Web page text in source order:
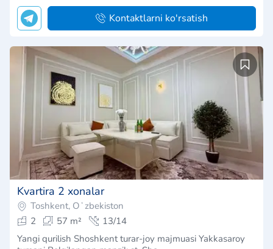
Kontaktlarni ko'rsatish
Kvartira 2 xonalar
Toshkent, Oʻzbekiston
2
57 m²
13/14
Yangi qurilish Shoshkent turar-joy majmuasi Yakkasaroy